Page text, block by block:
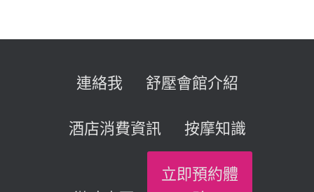
導
連絡我 舒壓會館介紹
酒店消費資訊 按摩知識
立即預約體